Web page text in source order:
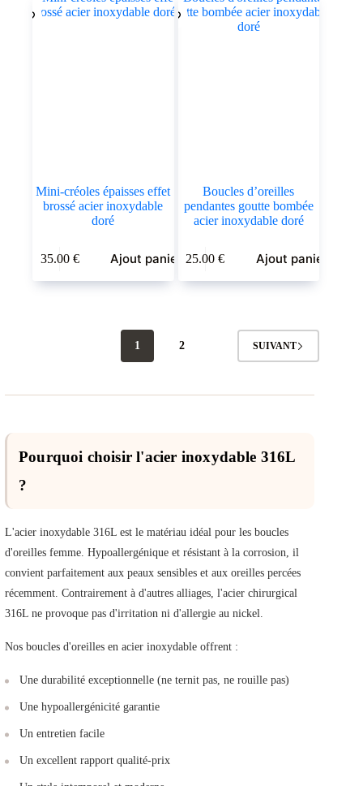
Mini-créoles épaisses effet
brossé acier inoxydable
doré
35.00 € Ajout panier
Boucles d’oreilles
pendantes goutte bombée
acier inoxydable doré
25.00€ Ajout panier
1 2 SUIVANT
Pourquoi choisir l'acier inoxydable 316L
?
L'acier inoxydable 316L est le matériau idéal pour les boucles
d'oreilles femme. Hypoallergénique et résistant à la corrosion, il
convient parfaitement aux peaux sensibles et aux oreilles percées
récemment. Contrairement à d'autres alliages, l'acier chirurgical
316L ne provoque pas d'irritation ni d'allergie au nickel.
Nos boucles d'oreilles en acier inoxydable offrent :
Une durabilité exceptionnelle (ne ternit pas, ne rouille pas)
Une hypoallergénicité garantie
Un entretien facile
Un excellent rapport qualité-prix